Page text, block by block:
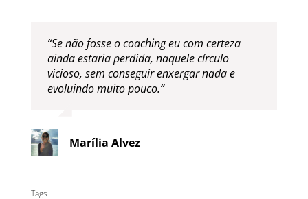
“Se não fosse o coaching eu com certeza
ainda estaria perdida, naquele círculo
vicioso, sem conseguir enxergar nada e
evoluindo muito pouco.”
Marília Alvez
Tags